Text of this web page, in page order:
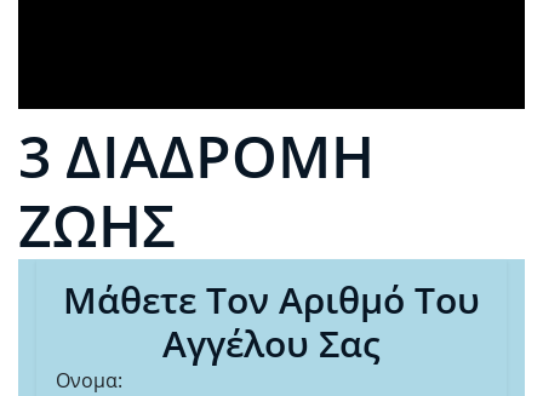
3 ΔΙΑΔΡΟΜΗ
ΖΩΗΣ
Μάθετε Τον Αριθμό Του
Αγγέλου Σας
Ονομα: